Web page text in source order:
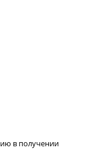
в получении